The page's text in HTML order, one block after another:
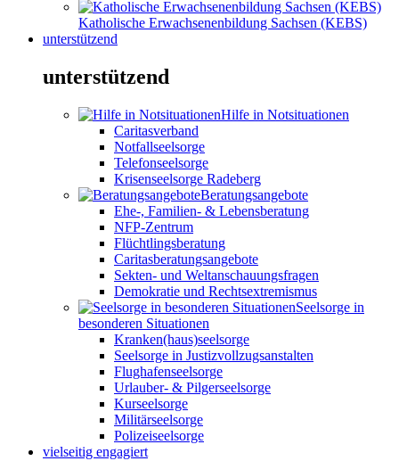
Katholische Erwachsenenbildung Sachsen (KEBS)
unterstützend
unterstützend
Hilfe in Notsituationen
Caritasverband
Notfallseelsorge
Telefonseelsorge
Krisenseelsorge Radeberg
Beratungsangebote
Ehe-, Familien- & Lebensberatung
NFP-Zentrum
Flüchtlingsberatung
Caritasberatungsangebote
Sekten- und Weltanschauungsfragen
Demokratie und Rechtsextremismus
Seelsorge in
besonderen Situationen
Kranken(haus)seelsorge
Seelsorge in Justizvollzugsanstalten
Flughafenseelsorge
Urlauber- & Pilgerseelsorge
Kurseelsorge
Militärseelsorge
Polizeiseelsorge
vielseitig engagiert